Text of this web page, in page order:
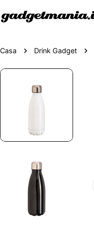
Casa Drink Gadget